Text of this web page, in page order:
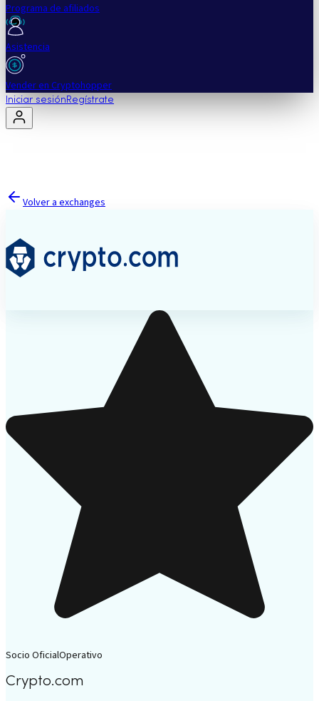
Programa de afiliados
Asistencia
Vender en Cryptohopper
Iniciar sesión Regístrate
Volver a exchanges
Socio OficialOperativo
Crypto.com